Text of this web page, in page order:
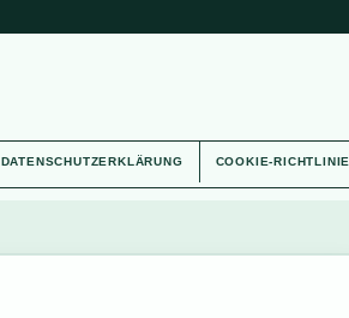
DATENSCHUTZERKLÄRUNG COOKIE-RICHTLINIE